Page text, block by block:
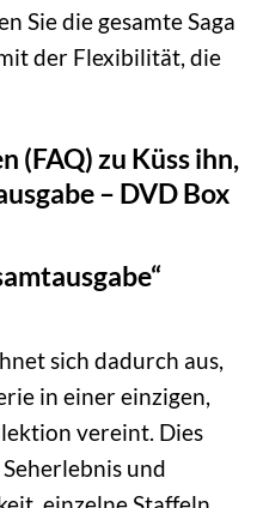
Sie die gesamte Saga
der Flexibilität, die
(FAQ) zu Küss ihn,
– DVD Box
sich dadurch aus,
in einer einzigen,
vereint. Dies
und